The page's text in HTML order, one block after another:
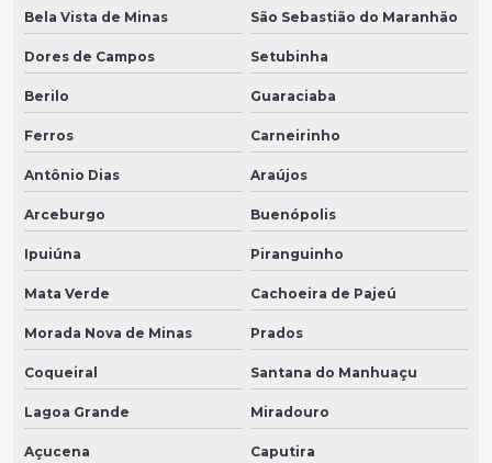
Bela Vista de Minas São Sebastião do Maranhão
Dores de Campos Setubinha
Berilo Guaraciaba
Ferros Carneirinho
Antônio Dias Araújos
Arceburgo Buenópolis
Ipuiúna Piranguinho
Mata Verde Cachoeira de Pajeú
Morada Nova de Minas Prados
Coqueiral Santana do Manhuaçu
Lagoa Grande Miradouro
Açucena Caputira